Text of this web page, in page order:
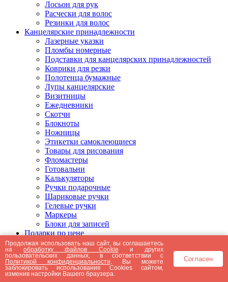
Лосьон для рук
Расчески для волос
Резинки для волос
Канцелярские принадлежности
Лазерные указки
Пломбы номерные
Подставки для канцелярских принадлежностей
Коврики для резки
Полотенца бумажные
Лупы канцелярские
Визитницы
Ежедневники
Скотчи
Блокноты
Ножницы
Этикетки самоклеющиеся
Товары для рисования
Фломастеры
Готовальни
Калькуляторы
Ручки подарочные
Шариковые ручки
Гелевые ручки
Маркеры
Блоки для записей
Подарки по цене
Подарки от 5000 рублей
Подарки до 5000 рублей
Подарки до 3000 рублей
Подарки до 2000 рублей
Подарки до 1000 рублей
Продолжая использовать наш сайт, вы соглашаетесь
наобработку файлов Cookie и других
пользовательских данных, в соответствии с
Политикой конфиденциальности . Вы можете
заблокировать использование Cookies сайтом,
изменив настройки Вашего браузера.
Согласен